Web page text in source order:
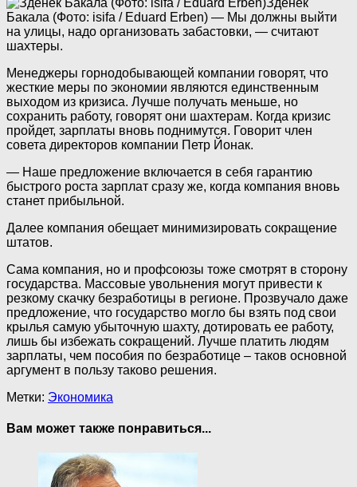
Бакала (Фото: isifa / Eduard Erben) — Мы должны выйти
на улицы, надо организовать забастовки, — считают
шахтеры.
Менеджеры горнодобывающей компании говорят, что
жесткие меры по экономии являются единственным
выходом из кризиса. Лучше получать меньше, но
сохранить работу, говорят они шахтерам. Когда кризис
пройдет, зарплаты вновь поднимутся. Говорит член
совета директоров компании Петр Йонак.
— Наше предложение включается в себя гарантию
быстрого роста зарплат сразу же, когда компания вновь
станет прибыльной.
Далее компания обещает минимизировать сокращение
штатов.
Сама компания, но и профсоюзы тоже смотрят в сторону
государства. Массовые увольнения могут привести к
резкому скачку безработицы в регионе. Прозвучало даже
предложение, что государство могло бы взять под свои
крылья самую убыточную шахту, дотировать ее работу,
лишь бы избежать сокращений. Лучше платить людям
зарплаты, чем пособия по безработице – таков основной
аргумент в пользу таково решения.
Метки: Экономика
Вам может также понравиться...